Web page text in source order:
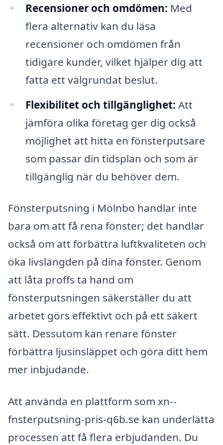
Recensioner och omdömen: Med
flera alternativ kan du läsa
recensioner och omdömen från
tidigare kunder, vilket hjälper dig att
fatta ett välgrundat beslut.
Flexibilitet och tillgänglighet: Att
jämföra olika företag ger dig också
möjlighet att hitta en fönsterputsare
som passar din tidsplan och som är
tillgänglig när du behöver dem.
Fönsterputsning i Mölnbo handlar inte
bara om att få rena fönster; det handlar
också om att förbättra luftkvaliteten och
öka livslängden på dina fönster. Genom
att låta proffs ta hand om
fönsterputsningen säkerställer du att
arbetet görs effektivt och på ett säkert
sätt. Dessutom kan renare fönster
förbättra ljusinsläppet och göra ditt hem
mer inbjudande.
Att använda en plattform som xn--
fnsterputsning-pris-q6b.se kan underlätta
processen att få flera erbjudanden. Du